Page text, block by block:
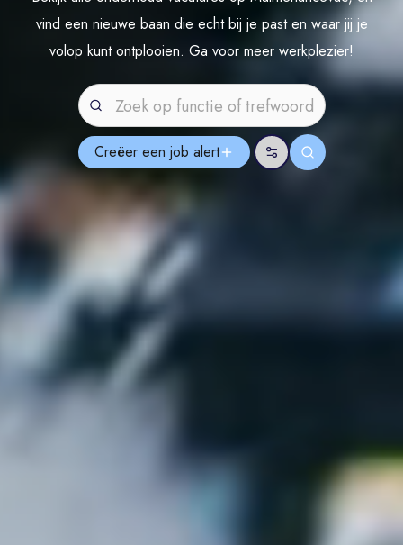
vind een nieuwe baan die echt bij je past en waar jij je
volop kunt ontplooien. Ga voor meer werkplezier!
Creëer een job alert